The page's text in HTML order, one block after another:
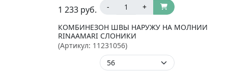
1 233 руб. - +
КОМБИНЕЗОН ШВЫ НАРУЖУ НА МОЛНИИ
RINAAMARI СЛОНИКИ
(Артикул: 11231056)